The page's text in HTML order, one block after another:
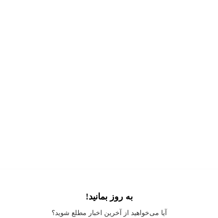
Application error: a client
-side exception has occurred while loading
به روز بمانید!
آیا می‌خواهید از آخرین اخبار مطلع شوید؟